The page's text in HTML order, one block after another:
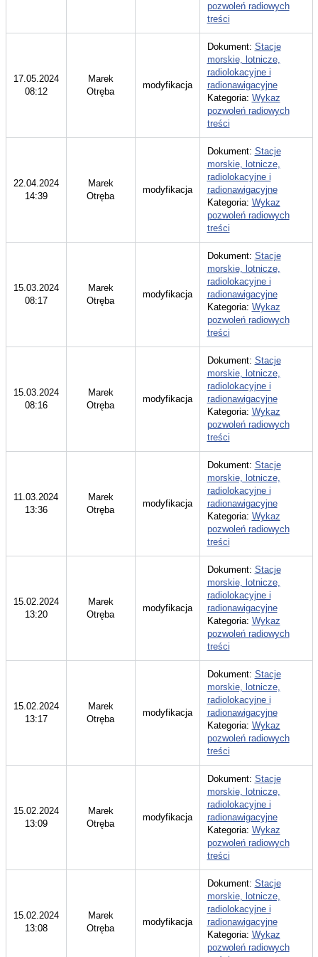
pozwoleń radiowych
treści
17.05.2024
08:12
Marek
Otręba
modyfikacja
Dokument: Stacje
morskie, lotnicze,
radiolokacyjne i
radionawigacyjne
Kategoria: Wykaz
pozwoleń radiowych
treści
22.04.2024
14:39
Marek
Otręba
modyfikacja
Dokument: Stacje
morskie, lotnicze,
radiolokacyjne i
radionawigacyjne
Kategoria: Wykaz
pozwoleń radiowych
treści
15.03.2024
08:17
Marek
Otręba
modyfikacja
Dokument: Stacje
morskie, lotnicze,
radiolokacyjne i
radionawigacyjne
Kategoria: Wykaz
pozwoleń radiowych
treści
15.03.2024
08:16
Marek
Otręba
modyfikacja
Dokument: Stacje
morskie, lotnicze,
radiolokacyjne i
radionawigacyjne
Kategoria: Wykaz
pozwoleń radiowych
treści
11.03.2024
13:36
Marek
Otręba
modyfikacja
Dokument: Stacje
morskie, lotnicze,
radiolokacyjne i
radionawigacyjne
Kategoria: Wykaz
pozwoleń radiowych
treści
15.02.2024
13:20
Marek
Otręba
modyfikacja
Dokument: Stacje
morskie, lotnicze,
radiolokacyjne i
radionawigacyjne
Kategoria: Wykaz
pozwoleń radiowych
treści
15.02.2024
13:17
Marek
Otręba
modyfikacja
Dokument: Stacje
morskie, lotnicze,
radiolokacyjne i
radionawigacyjne
Kategoria: Wykaz
pozwoleń radiowych
treści
15.02.2024
13:09
Marek
Otręba
modyfikacja
Dokument: Stacje
morskie, lotnicze,
radiolokacyjne i
radionawigacyjne
Kategoria: Wykaz
pozwoleń radiowych
treści
15.02.2024
13:08
Marek
Otręba
modyfikacja
Dokument: Stacje
morskie, lotnicze,
radiolokacyjne i
radionawigacyjne
Kategoria: Wykaz
pozwoleń radiowych